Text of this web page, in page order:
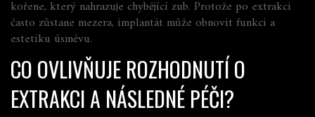
kořene, který nahrazuje chybějící zub. Protože po extrakci
často zůstane mezera, implantát může obnovit funkci a
estetiku úsměvu.
CO OVLIVŇUJE ROZHODNUTÍ O
EXTRAKCI A NÁSLEDNÉ PÉČI?